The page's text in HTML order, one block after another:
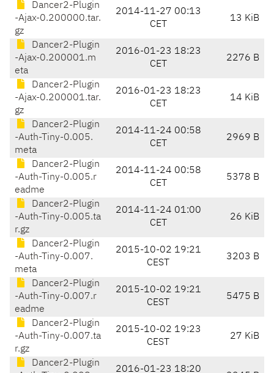
Dancer2-Plugin
-Ajax-0.200000.tar.
gz
2014-11-27 00:13
CET
13 KiB
Dancer2-Plugin
-Ajax-0.200001.m
eta
2016-01-23 18:23
CET
2276 B
Dancer2-Plugin
-Ajax-0.200001.tar.
gz
2016-01-23 18:23
CET
14 KiB
Dancer2-Plugin
-Auth-Tiny-0.005.
meta
2014-11-24 00:58
CET
2969 B
Dancer2-Plugin
-Auth-Tiny-0.005.r
eadme
2014-11-24 00:58
CET
5378 B
Dancer2-Plugin
-Auth-Tiny-0.005.ta
r.gz
2014-11-24 01:00
CET
26 KiB
Dancer2-Plugin
-Auth-Tiny-0.007.
meta
2015-10-02 19:21
CEST
3203 B
Dancer2-Plugin
-Auth-Tiny-0.007.r
eadme
2015-10-02 19:21
CEST
5475 B
Dancer2-Plugin
-Auth-Tiny-0.007.ta
r.gz
2015-10-02 19:23
CEST
27 KiB
Dancer2-Plugin
2016-01-23 18:20